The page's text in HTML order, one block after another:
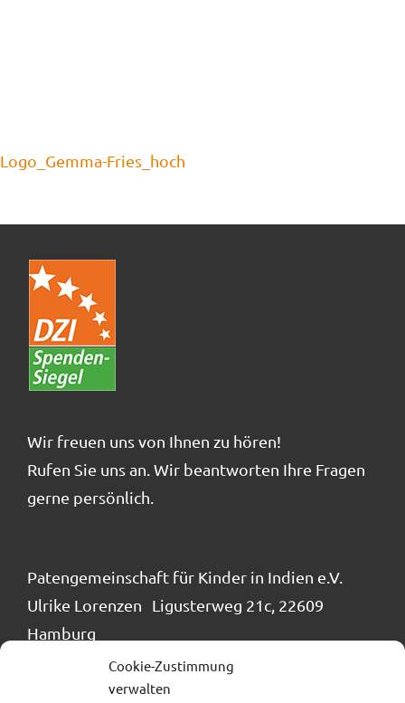
Cookie-Zustimmung
verwalten
Logo_Gemma-Fries_hoch
Wir freuen uns von Ihnen zu hören!
Rufen Sie uns an. Wir beantworten Ihre Fragen
gerne persönlich.
Patengemeinschaft für Kinder in Indien e.V.
Ulrike Lorenzen Ligusterweg 21c, 22609
Hamburg
Tel.: 040 / 866 24 884
info@patengemeinschaft.de